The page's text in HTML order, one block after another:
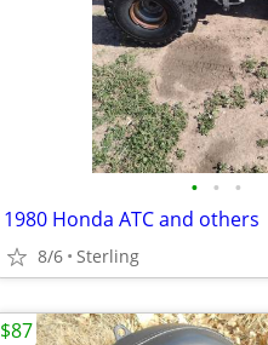
• • •
1980 Honda ATC and others
8/6 Sterling
$87